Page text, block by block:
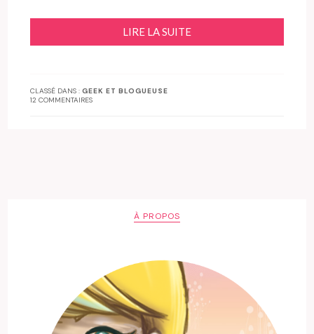
LIRE LA SUITE
CLASSÉ DANS :GEEK ET BLOGUEUSE
12 COMMENTAIRES
À PROPOS